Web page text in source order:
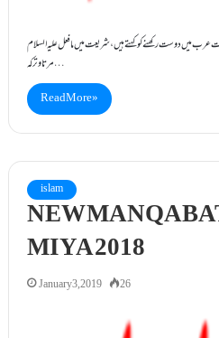
عرب میں دوست رکھنے کوکہتے ہیں،شریعت میں مافعل علیہ السلام
مرتاوترکہ…
Read More »
islam
NEW
MIYA 2018
January 3, 2019 26